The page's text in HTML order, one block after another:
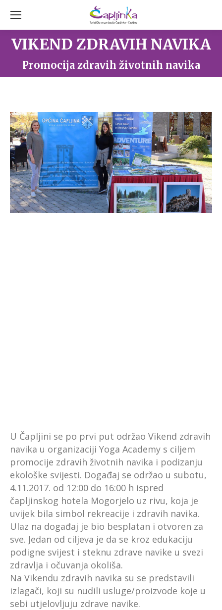
VIKEND ZDRAVIH NAVIKA
Promocija zdravih životnih navika
You are here:
U Čapljini se po prvi put održao Vikend zdravih
navika u organizaciji Yoga Academy s ciljem
promocije zdravih životnih navika i podizanju
ekološke svijesti. Događaj se održao u subotu,
4.11.2017. od 12:00 do 16:00 h ispred
čapljinskog hotela Mogorjelo uz rivu, koja je
uvijek bila simbol rekreacije i zdravih navika.
Ulaz na događaj je bio besplatan i otvoren za
sve. Jedan od ciljeva je da se kroz edukaciju
podigne svijest i steknu zdrave navike u svezi
zdravlja i očuvanja okoliša.
Na Vikendu zdravih navika su se predstavili
izlagači, koji su nudili usluge/proizvode koje u
sebi utjelovljuju zdrave navike.